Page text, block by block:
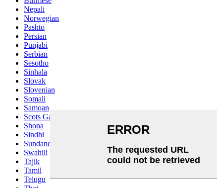
Nepali
Norwegian
Pashto
Persian
Punjabi
Serbian
Sesotho
Sinhala
Slovak
Slovenian
Somali
Samoan
Scots Gaelic
Shona
Sindhi
Sundanese
Swahili
Tajik
Tamil
Telugu